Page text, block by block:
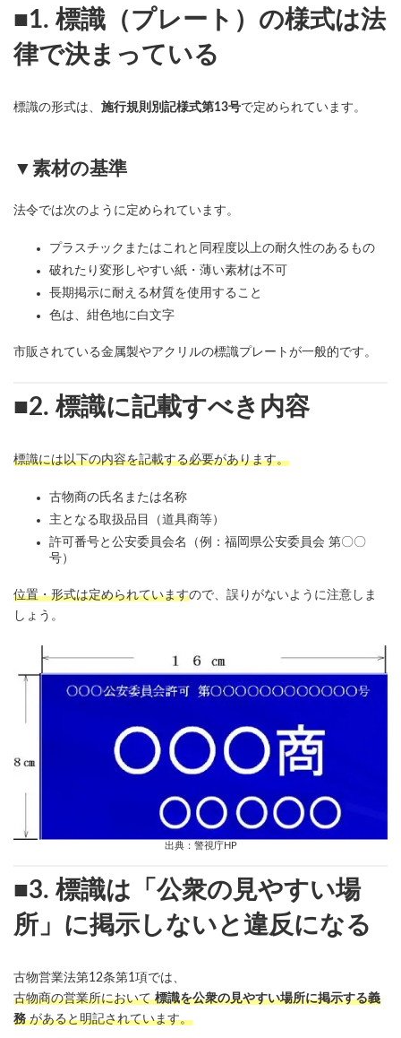
■1. 標識（プレート）の様式は法
律で決まっている
標識の形式は、 施行規則別記様式第13号で定められています。
▼素材の基準
法令では次のように定められています。
プラスチックまたはこれと同程度以上の耐久性のあるもの
破れたり変形しやすい紙・薄い素材は不可
長期掲示に耐える材質を使用すること
色は、紺色地に白文字
市販されている金属製やアクリルの標識プレートが一般的です。
■2. 標識に記載すべき内容
標識には以下の内容を記載する必要があります。
古物商の氏名または名称
主となる取扱品目（道具商等）
許可番号と公安委員会名（例：福岡県公安委員会 第〇〇
号）
位置・形式は定められていますので、誤りがないように注意しま
しょう。
出典：警視庁HP
■3. 標識は「公衆の見やすい場
所」に掲示しないと違反になる
古物営業法第12条第1項では、
古物商の営業所において標識を公衆の見やすい場所に掲示する義
務があると明記されています。